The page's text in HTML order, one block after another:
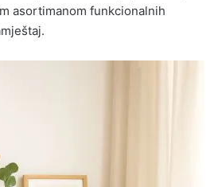
asortimanom funkcionalnih